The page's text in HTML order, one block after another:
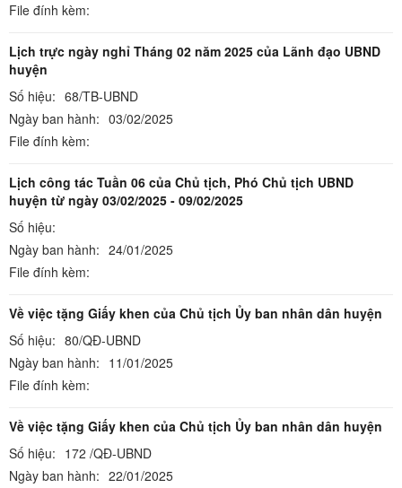
File đính kèm:
Lịch trực ngày nghỉ Tháng 02 năm 2025 của Lãnh đạo UBND
huyện
Số hiệu: 68/TB-UBND
Ngày ban hành: 03/02/2025
File đính kèm:
Lịch công tác Tuần 06 của Chủ tịch, Phó Chủ tịch UBND
huyện từ ngày 03/02/2025 - 09/02/2025
Số hiệu:
Ngày ban hành: 24/01/2025
File đính kèm:
Về việc tặng Giấy khen của Chủ tịch Ủy ban nhân dân huyện
Số hiệu: 80/QĐ-UBND
Ngày ban hành: 11/01/2025
File đính kèm:
Về việc tặng Giấy khen của Chủ tịch Ủy ban nhân dân huyện
Số hiệu: 172 /QĐ-UBND
Ngày ban hành: 22/01/2025